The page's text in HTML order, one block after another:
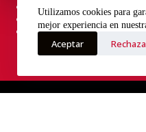
Utilizamos cookies para
mejor experiencia en
Aceptar
Menu
About us
Contact